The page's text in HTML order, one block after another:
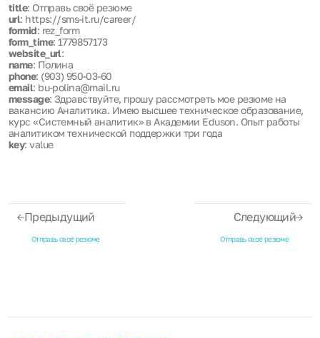
title: Отправь своё резюме
url: https://sms-it.ru/career/
formid: rez_form
form_time: 1779857173
website_url:
name: Полина
phone: (903) 950-03-60
email: bu-polina@mail.ru
message: Здравствуйте, прошу рассмотреть мое резюме на
вакансию Аналитика. Имею высшее техническое образование,
курс «Системный аналитик» в Академии Eduson. Опыт работы
аналитиком технической поддержки три года
key: value
Предыдущий
Отправь своё резюме
Следующий
Отправь своё резюме